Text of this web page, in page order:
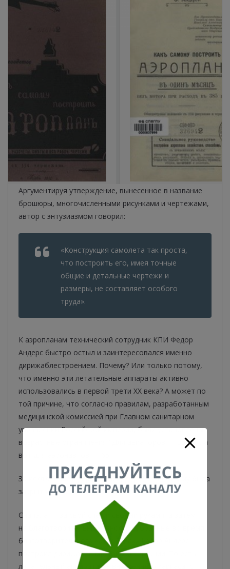
Аргументируя утверждение, вынесенное в название
брошюры, многочисленными рисунками и чертежами,
автор с энтузиазмом говорил:
«Конструкция самолета так проста,
что построить его, имея точные
общие и детальные чертежи и
размеры, не составляет особого
труда».
К аэропланам технический сотрудник КПИ Федор
Андерс быстро остыл и заинтересовался именно
дирижаблестроением. Почему? Или только потому,
что именно эти летательные аппараты активно
использовались в первой трети XX века? А может по
той причине, что согласно правилам, разработанным
медицинской комиссией при Главном санитарном
управлении Российской империи, были установлены
возрастные ограничения? Для авиаторов — 35 лет, а
вот для аэронавтов — 65.
За исключением дирижаблей, дорога в небо ему была
закрыта.
Сначала — за свой счет и своими руками, а затем —
на благотворительные взносы, собранные во время
благотворительного «аэробала», Федор Андерс
построил дирижабль мягкой конструкции. То есть
летательный аппарат без внутреннего каркаса, с